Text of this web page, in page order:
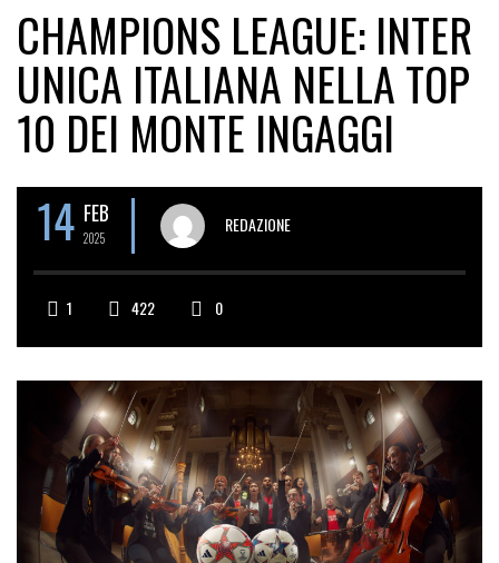
CHAMPIONS LEAGUE: INTER
UNICA ITALIANA NELLA TOP
10 DEI MONTE INGAGGI
14 FEB
2025
REDAZIONE
1 422 0